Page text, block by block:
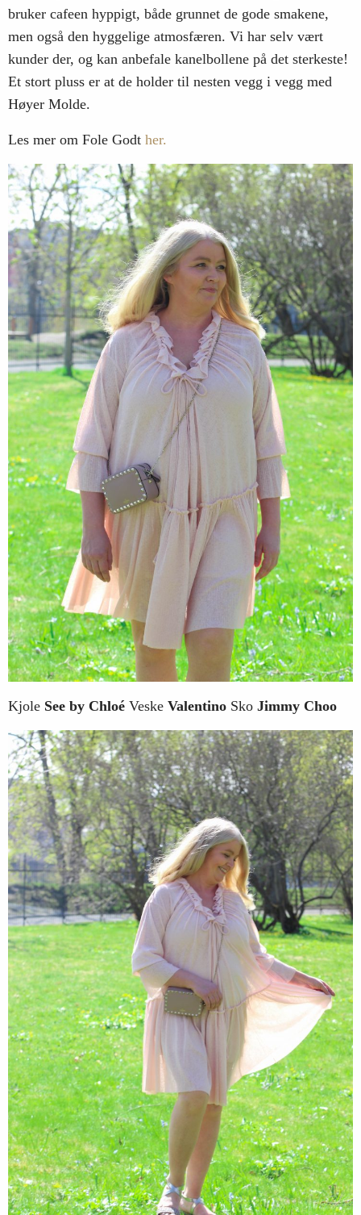
bruker cafeen hyppigt, både grunnet de gode smakene,
men også den hyggelige atmosfæren. Vi har selv vært
kunder der, og kan anbefale kanelbollene på det sterkeste!
Et stort pluss er at de holder til nesten vegg i vegg med
Høyer Molde.
Les mer om Fole Godt her.
Kjole See by Chloé Veske Valentino Sko Jimmy Choo